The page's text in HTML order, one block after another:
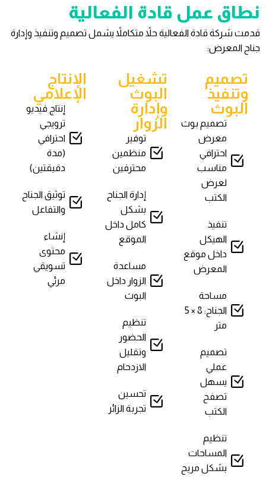
نطاق عمل قادة الفعالية
قدمت شركة قادة الفعالية حلاً متكاملاً يشمل تصميم وتنفيذ وإدارة
جناح المعرض:
تصميم
وتنفيذ
البوث
تصميم بوث
معرض
احترافي
مناسب
لعرض
الكتب
تنفيذ
الهيكل
داخل موقع
المعرض
مساحة
الجناح: 8 × 5
متر
تصميم
عملي
يسهل
تصفح
الكتب
تنظيم
المساحات
بشكل مريح
تشغيل
البوث
وإدارة
الزوار
توفير
منظمين
محترفين
إدارة الجناح
بشكل
كامل داخل
الموقع
مساعدة
الزوار داخل
البوث
تنظيم
الحضور
وتقليل
الازدحام
تحسين
تجربة الزائر
الإنتاج
الإعلامي
إنتاج فيديو
ترويجي
احترافي
(مدة
دقيقتين)
توثيق الجناح
والتفاعل
إنشاء
محتوى
تسويقي
مرئي